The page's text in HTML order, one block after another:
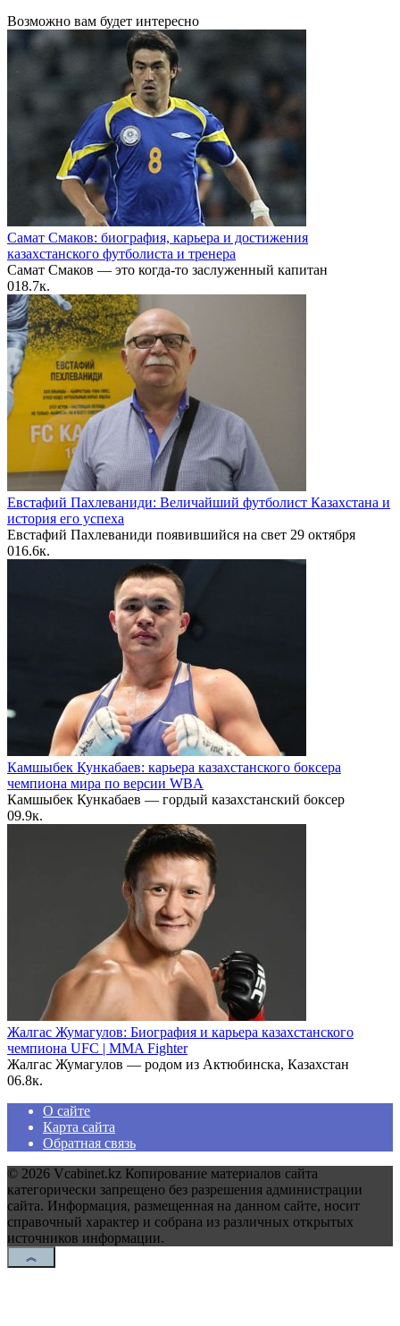
Возможно вам будет интересно
Самат Смаков: биография, карьера и достижения
казахстанского футболиста и тренера
Самат Смаков — это когда-то заслуженный капитан
018.7к.
Евстафий Пахлеваниди: Величайший футболист Казахстана и
история его успеха
Евстафий Пахлеваниди появившийся на свет 29 октября
016.6к.
Камшыбек Кункабаев: карьера казахстанского боксера
чемпиона мира по версии WBA
Камшыбек Кункабаев — гордый казахстанский боксер
09.9к.
Жалгас Жумагулов: Биография и карьера казахстанского
чемпиона UFC | MMA Fighter
Жалгас Жумагулов — родом из Актюбинска, Казахстан
06.8к.
О сайте
Карта сайта
Обратная связь
© 2026 Vcabinet.kz Копирование материалов сайта
категорически запрещено без разрешения администрации
сайта. Информация, размещенная на данном сайте, носит
справочный характер и собрана из различных открытых
источников информации.